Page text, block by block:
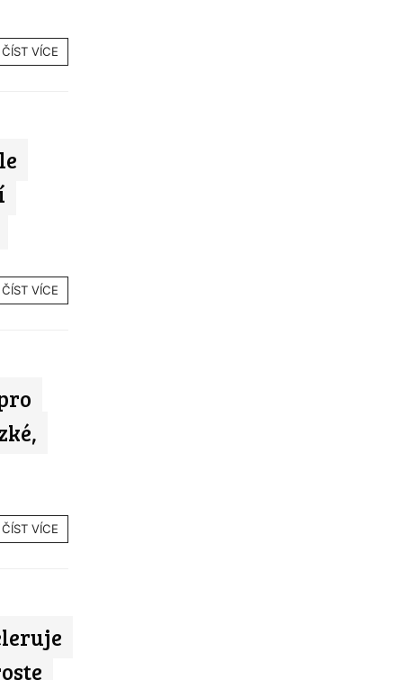
ČÍST VÍCE
ČÍST VÍCE
ČÍST VÍCE